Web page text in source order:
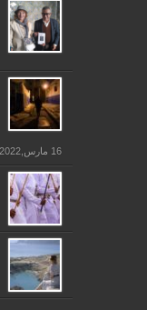
16 مارس,2022